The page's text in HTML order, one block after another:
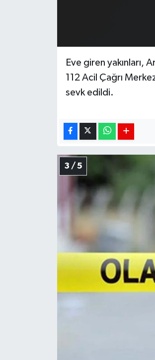
Eve giren yakınları,
112 Acil Çağrı
sevk edildi.
3 / 5